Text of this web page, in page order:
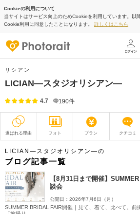
Cookieの利用について
当サイトはサービス向上のためCookieを利用しています。以
Cookie利用に同意したことになります。 詳しくはこちら
リシアン
LICIAN―スタジオリシアン―
4.7 190件
選ばれる理由 フォト プラン クチコミ
撮影レポート
オプション
アクセス/TEL ス
LICIAN―スタジオリシアン―の
ブログ記事一覧
【8月31日まで開催】
談会
公開日：2026年7月6日（月）
SUMMER BRIDAL FAIR開催｜見て、着て、比べて。前